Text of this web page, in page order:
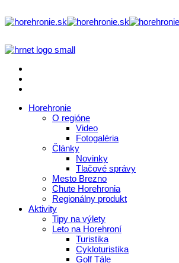
Horehronie
O regióne
Video
Fotogaléria
Články
Novinky
Tlačové správy
Mesto Brezno
Chute Horehronia
Regionálny produkt
Aktivity
Tipy na výlety
Leto na Horehroní
Turistika
Cykloturistika
Golf Tále